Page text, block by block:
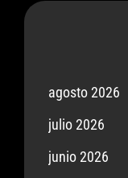
agosto 2026
julio 2026
junio 2026